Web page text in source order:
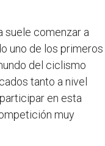
suele comenzar a
uno de los primeros
del ciclismo
tanto a nivel
en esta
muy